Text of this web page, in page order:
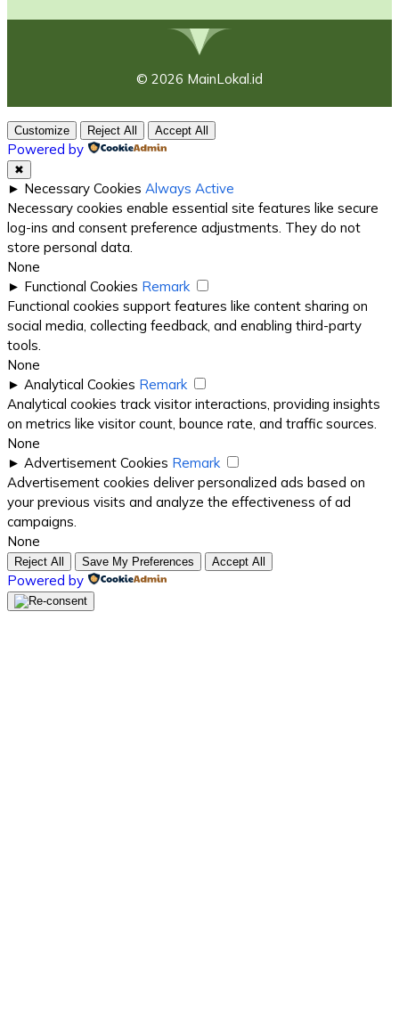
© 2026 MainLokal.id
Customize Reject All Accept All
Powered by
✖
► Necessary Cookies Always Active
Necessary cookies enable essential site features like secure
log-ins and consent preference adjustments. They do not
store personal data.
None
► Functional Cookies Remark
Functional cookies support features like content sharing on
social media, collecting feedback, and enabling third-party
tools.
None
► Analytical Cookies Remark
Analytical cookies track visitor interactions, providing insights
on metrics like visitor count, bounce rate, and traffic sources.
None
► Advertisement Cookies Remark
Advertisement cookies deliver personalized ads based on
your previous visits and analyze the effectiveness of ad
campaigns.
None
Reject All Save My Preferences Accept All
Powered by